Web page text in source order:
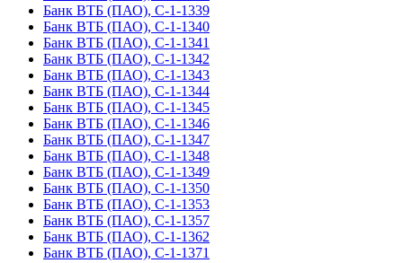
Банк ВТБ (ПАО), С-1-1339
Банк ВТБ (ПАО), С-1-1340
Банк ВТБ (ПАО), С-1-1341
Банк ВТБ (ПАО), С-1-1342
Банк ВТБ (ПАО), С-1-1343
Банк ВТБ (ПАО), С-1-1344
Банк ВТБ (ПАО), С-1-1345
Банк ВТБ (ПАО), С-1-1346
Банк ВТБ (ПАО), С-1-1347
Банк ВТБ (ПАО), С-1-1348
Банк ВТБ (ПАО), С-1-1349
Банк ВТБ (ПАО), С-1-1350
Банк ВТБ (ПАО), С-1-1353
Банк ВТБ (ПАО), С-1-1357
Банк ВТБ (ПАО), С-1-1362
Банк ВТБ (ПАО), С-1-1371